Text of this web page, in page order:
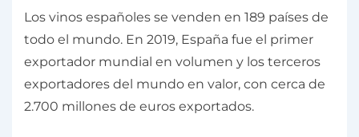
Los vinos españoles se venden en 189 países de
todo el mundo. En 2019, España fue el primer
exportador mundial en volumen y los terceros
exportadores del mundo en valor, con cerca de
2.700 millones de euros exportados.